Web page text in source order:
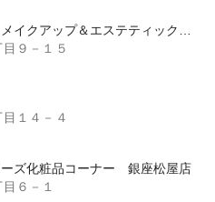
クアップ＆エステティック銀座
９－１５
１４－４
ズ化粧品コーナー 銀座松屋店
６－１